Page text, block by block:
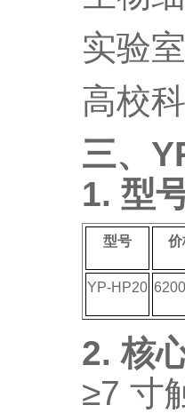
实验
高校
三、
1. 型
型号 价
YP-HP20
2. 核
≥7 寸